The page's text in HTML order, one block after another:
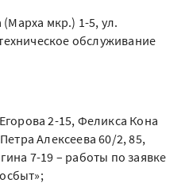
(Марха мкр.) 1-5, ул.
обслуживание
2-15, Феликса Кона
Алексеева 60/2, 85,
7-19 – работы по заявке